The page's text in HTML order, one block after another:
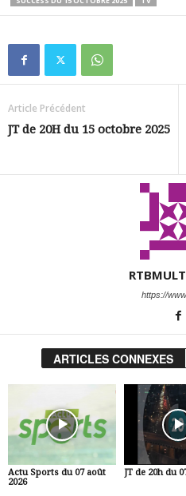
Article Précédent
JT de 20H du 15 octobre 2025
https://
ARTICLES CONNEXES
Actu Sports du 07 août
2026
JT de 20h du